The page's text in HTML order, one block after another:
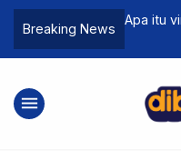
Breaking News
di Semarang
Apa itu
menu